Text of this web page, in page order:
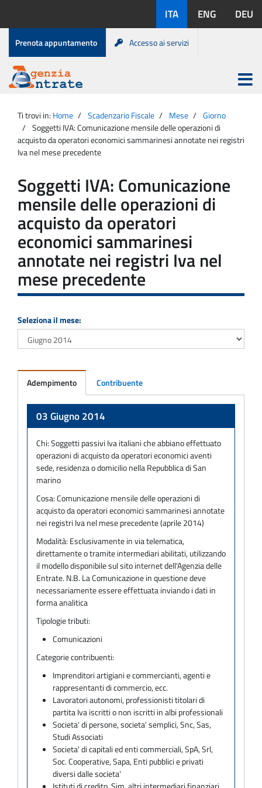
contenuto
disponibili:
ITA ENG DEU
Menu
di
servizio
Prenota appuntamento Accesso ai servizi
Agenzia
Entrate
Apri
menu
principale
Ti trovi in: Home Scadenzario Fiscale Mese
Giorno
Soggetti IVA: Comunicazione mensile delle operazioni di
acquisto da operatori economici sammarinesi annotate nei registri
Iva nel mese precedente
Soggetti IVA: Comunicazione
mensile delle operazioni di
acquisto da operatori
economici sammarinesi
annotate nei registri Iva nel
mese precedente
Seleziona il mese:
Adempimento Contribuente
03 Giugno 2014
Chi:Soggetti passivi Iva italiani che abbiano effettuato
operazioni di acquisto da operatori economici aventi
sede, residenza o domicilio nella Repubblica di San
marino
Cosa:Comunicazione mensile delle operazioni di
acquisto da operatori economici sammarinesi annotate
nei registri Iva nel mese precedente (aprile 2014)
Modalità: Esclusivamente in via telematica,
direttamente o tramite intermediari abilitati, utilizzando
il modello disponibile sul sito internet dell'Agenzia delle
Entrate. N.B. La Comunicazione in questione deve
necessariamente essere effettuata inviando i dati in
forma analitica
Tipologie tributi:
Comunicazioni
Categorie contribuenti:
Imprenditori artigiani e commercianti, agenti e
rappresentanti di commercio, ecc.
Lavoratori autonomi, professionisti titolari di
partita Iva iscritti o non iscritti in albi professionali
Societa' di persone, societa' semplici, Snc, Sas,
Studi Associati
Societa' di capitali ed enti commerciali, SpA, Srl,
Soc. Cooperative, Sapa, Enti pubblici e privati
diversi dalle societa'